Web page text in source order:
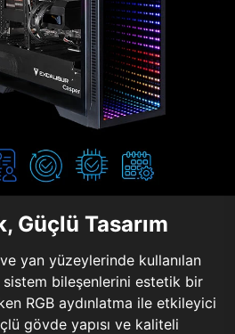
Güçlü Tasarım
yan yüzeylerinde kullanılan
bileşenlerini estetik bir
RGB aydınlatma ile etkileyici
gövde yapısı ve kaliteli